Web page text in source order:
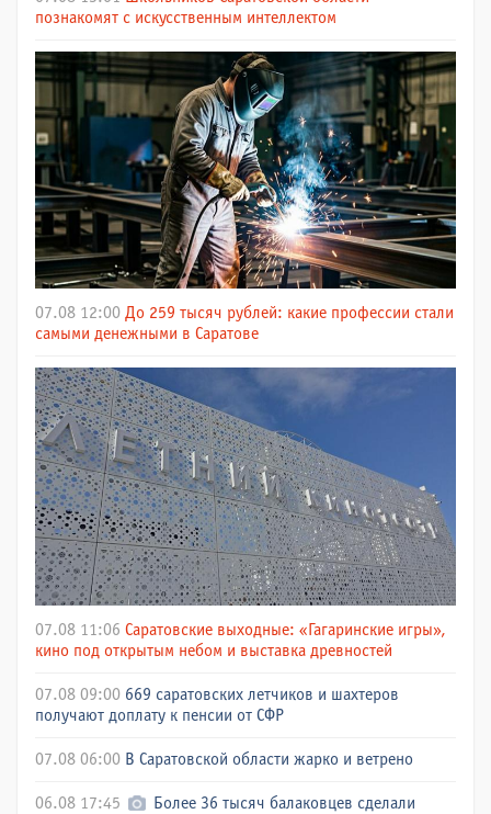
познакомят с искусственным интеллектом
07.08 12:00 До 259 тысяч рублей: какие профессии стали
самыми денежными в Саратове
07.08 11:06 Саратовские выходные: «Гагаринские игры»,
кино под открытым небом и выставка древностей
07.08 09:00 669 саратовских летчиков и шахтеров
получают доплату к пенсии от СФР
07.08 06:00 В Саратовской области жарко и ветрено
06.08 17:45
Более 36 тысяч балаковцев сделали